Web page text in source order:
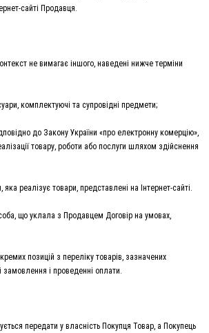
сайті Продавця.
не вимагає іншого, наведені нижче терміни
комплектуючі та супровідні предмети;
до Закону України «про електронну комерцію»,
товару, роботи або послуги шляхом здійснення
реалізує товари, представлені на Інтернет-сайті.
що уклала з Продавцем Договір на умовах,
позицій з переліку товарів, зазначених
і проведенні оплати.
передати у власність Покупця Товар, а Покупець